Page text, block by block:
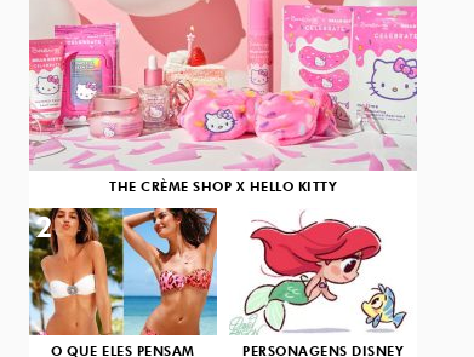
THE CRÈME SHOP X HELLO KITTY
O QUE ELES PENSAM
2
PERSONAGENS DISNEY
3